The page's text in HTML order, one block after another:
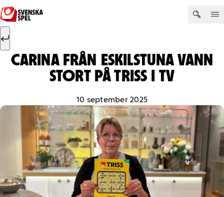
Hoppa till innehåll
Sök efter:
CARINA FRÅN ESKILSTUNA VANN
STORT PÅ TRISS I TV
10 september 2025